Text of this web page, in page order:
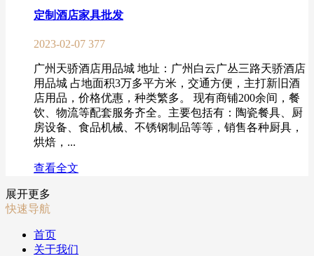
定制酒店家具批发
2023-02-07 377
广州天骄酒店用品城 地址：广州白云广丛三路天骄酒店
用品城 占地面积3万多平方米，交通方便，主打新旧酒
店用品，价格优惠，种类繁多。 现有商铺200余间，餐
饮、物流等配套服务齐全。主要包括有：陶瓷餐具、厨
房设备、食品机械、不锈钢制品等等，销售各种厨具，
烘焙，...
查看全文
展开更多
快速导航
首页
关于我们